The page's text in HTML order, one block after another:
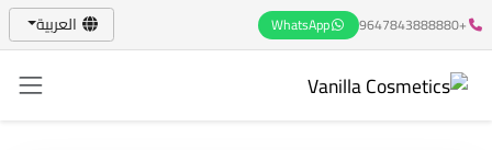
+9647843888880
WhatsApp العربية